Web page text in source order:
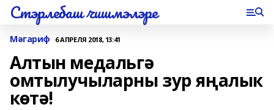
Стэрлебаш чишмэлэре
Мәгариф 6 АПРЕЛЯ 2018, 13:41
Алтын медальгә
омтылучыларны зур яңалык
көтә!